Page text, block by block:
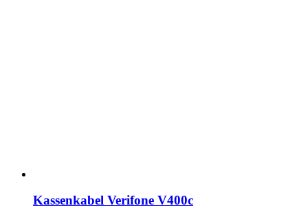
Kassenkabel Verifone V400c